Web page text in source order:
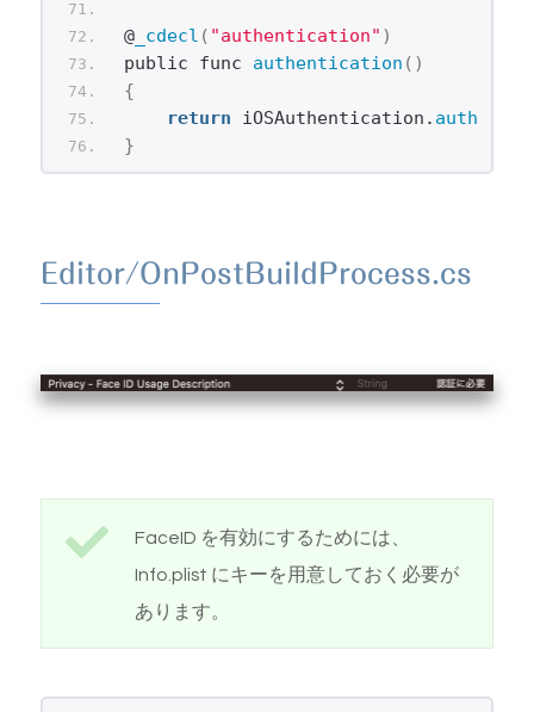
@ _cdecl ( "authentication" )
public func authentication ()
{
return iOSAuthentication.
}
Editor/OnPostBuildProcess.cs
FaceID を有効にするためには、
Info.plist にキーを用意しておく必要が
あります。